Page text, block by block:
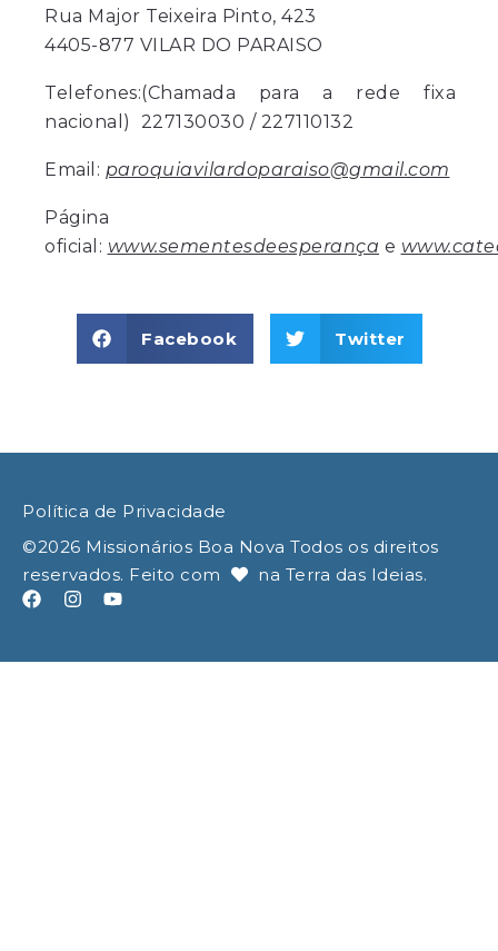
Rua Major Teixeira Pinto, 423
4405-877 VILAR DO PARAISO
Telefones:(Chamada para a rede fixa
nacional) 227130030 / 227110132
Email: paroquiavilardoparaiso@gmail.com
Página
oficial: www.sementesdeesperança e
Facebook Twitter
Política de Privacidade
©2026 Missionários Boa Nova Todos os direitos
reservados. Feito com
na Terra das Ideias.